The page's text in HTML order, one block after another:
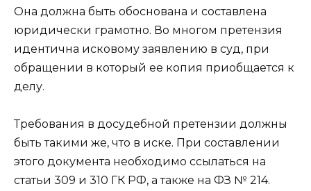
Она должна быть обоснована и составлена
юридически грамотно. Во многом претензия
идентична исковому заявлению в суд, при
обращении в который ее копия приобщается к
делу.
Требования в досудебной претензии должны
быть такими же, что в иске. При составлении
этого документа необходимо ссылаться на
статьи 309 и 310 ГК РФ, а также на ФЗ № 214.